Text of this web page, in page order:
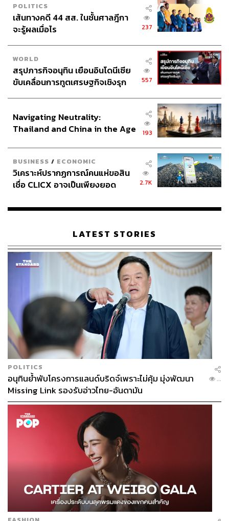
POLITICS
เส้นทางคดี 44 สส. ในชั้นศาลฎีกา
จะรู้ผลเมื่อไร
237
WORLD
สรุปภารกิจอนุทิน เยือนอินโดนีเซีย
ขับเคลื่อนการทูตเศรษฐกิจเชิงรุก
557
Navigating Neutrality:
Thailand and China in the Age
193
BUSINESS / ECONOMIC
วิเคราะห์ปรากฏการณ์คนแห่ขอสิน
เชื่อ CLICX อาจเป็นเพียงยอด
เรือนไทยที่ถูกซุกไว้
2.7K
LATEST STORIES
POLITICS
อนุทินย้ำพับโครงการแลนด์บริดจ์เพราะไม่คุ้ม มุ่งพัฒนา
Missing Link รองรับอ่าวไทย-อันดามัน
...